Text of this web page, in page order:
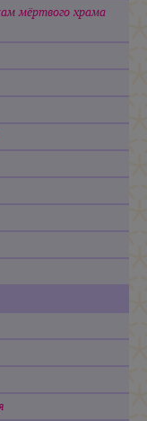
мёртвого храма